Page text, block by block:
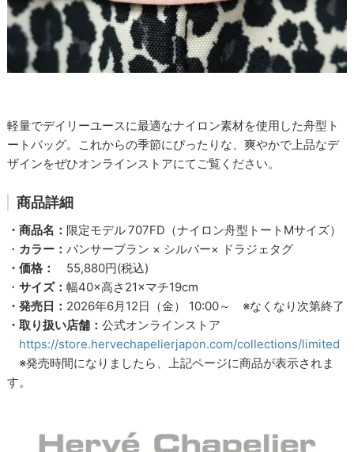
軽量でデイリーユースに最適なナイロン素材を使用した舟型ト
ートバッグ。これからの季節にぴったりな、爽やかで上品なデ
ザインをぜひオンラインストアにてご覧ください。
商品詳細
・商品名： 限定モデル707FD（ナイロン舟型トートMサイズ）
・ カラー：パンサーブラン × シルバー× ドラジェタグ
・価格： 55,880円(税込)
・サイズ：幅40×高さ21×マチ19cm
・発売日： 2026年6月12日（金） 10:00～ ※なくなり次第終了
・取り扱い店舗：公式オンラインストア
https://store.hervechapelierjapon.com/collections/limited
※発売時間になりましたら、上記ページに商品が表示されま
す。